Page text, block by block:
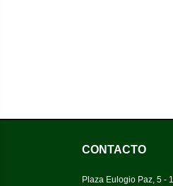
CONTACTO
Plaza Eulogio Paz, 5 -